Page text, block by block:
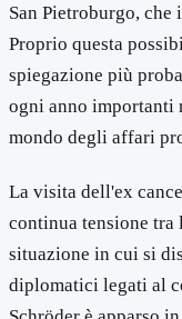
San Pietroburgo,
Proprio questa
spiegazione più
ogni anno importanti
mondo degli affari
La visita dell'ex
continua tensione tra
situazione in cui si
diplomatici legati al